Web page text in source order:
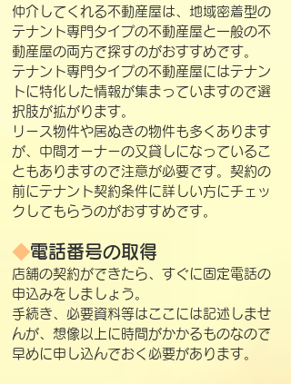
仲介してくれる不動産屋は、地域密着型の
テナント専門タイプの不動産屋と一般の不
動産屋の両方で探すのがおすすめです。
テナント専門タイプの不動産屋にはテナン
トに特化した情報が集まっていますので選
択肢が拡がります。
リース物件や居ぬきの物件も多くあります
が、中間オーナーの又貸しになっているこ
ともありますので注意が必要です。契約の
前にテナント契約条件に詳しい方にチェッ
クしてもらうのがおすすめです。
◆電話番号の取得
店舗の契約ができたら、すぐに固定電話の
申込みをしましょう。
手続き、必要資料等はここには記述しませ
んが、想像以上に時間がかかるものなので
早めに申し込んでおく必要があります。